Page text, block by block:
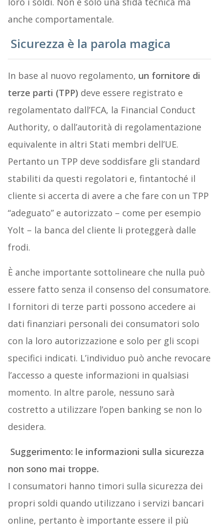
anche comportamentale.
Sicurezza è la parola magica
In base al nuovo regolamento, un fornitore di
terze parti (TPP) deve essere registrato e
regolamentato dall’FCA, la Financial Conduct
Authority, o dall’autorità di regolamentazione
equivalente in altri Stati membri dell’UE.
Pertanto un TPP deve soddisfare gli standard
stabiliti da questi regolatori e, fintantoché il
cliente si accerta di avere a che fare con un TPP
“adeguato” e autorizzato – come per esempio
Yolt – la banca del cliente li proteggerà dalle
frodi.
È anche importante sottolineare che nulla può
essere fatto senza il consenso del consumatore.
I fornitori di terze parti possono accedere ai
dati finanziari personali dei consumatori solo
con la loro autorizzazione e solo per gli scopi
specifici indicati. L’individuo può anche revocare
l’accesso a queste informazioni in qualsiasi
momento. In altre parole, nessuno sarà
costretto a utilizzare l’open banking se non lo
desidera.
Suggerimento: le informazioni sulla sicurezza
non sono mai troppe.
I consumatori hanno timori sulla sicurezza dei
propri soldi quando utilizzano i servizi bancari
online, pertanto è importante essere il più